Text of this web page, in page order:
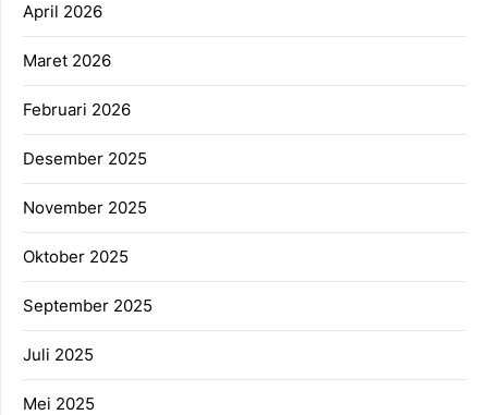
April 2026
Maret 2026
Februari 2026
Desember 2025
November 2025
Oktober 2025
September 2025
Juli 2025
Mei 2025